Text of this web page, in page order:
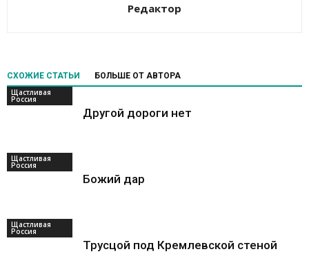
Редактор
СХОЖИЕ СТАТЬИ
БОЛЬШЕ ОТ АВТОРА
Щастливая
Россия
Другой дороги нет
Щастливая
Россия
Божий дар
Щастливая
Россия
Трусцой под Кремлевской стеной